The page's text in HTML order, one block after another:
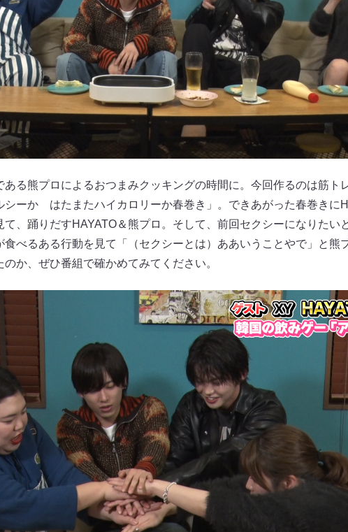
る熊プロによるおつまみクッキングの時間に。今回作るのは筋ト
シーか はたまたハイカロリーか春巻き」。できあがった春巻きに
、踊りだすHAYATO＆熊プロ。そして、前回セクシーになりたい
食べるある行動を見て「（セクシーとは）ああいうことやで」と熊
か、ぜひ番組で確かめてみてください。